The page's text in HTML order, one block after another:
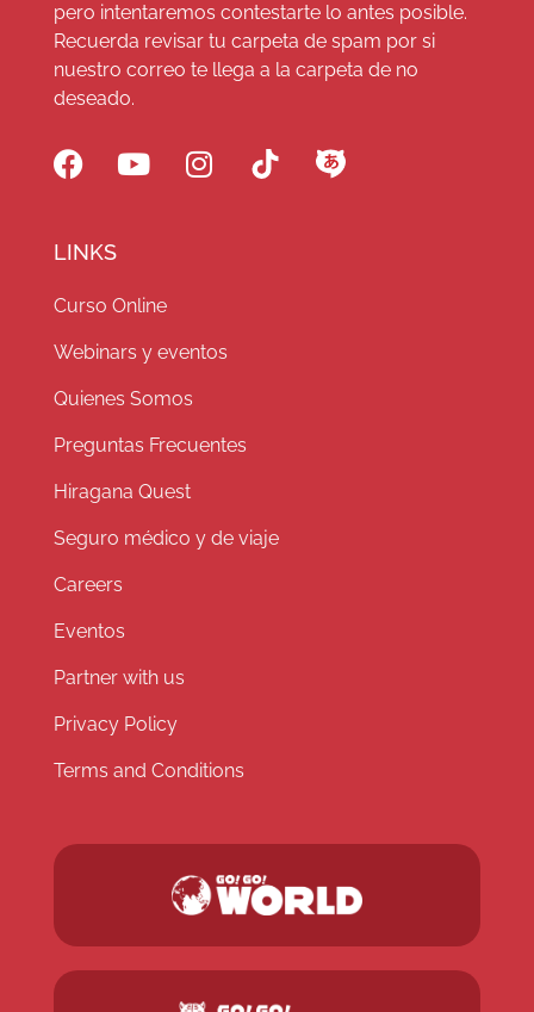
pero intentaremos contestarte lo antes posible.
Recuerda revisar tu carpeta de spam por si
nuestro correo te llega a la carpeta de no
deseado.
LINKS
Curso Online
Webinars y eventos
Quienes Somos
Preguntas Frecuentes
Hiragana Quest
Seguro médico y de viaje
Careers
Eventos
Partner with us
Privacy Policy
Terms and Conditions